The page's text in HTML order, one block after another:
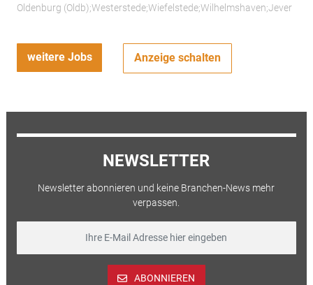
Oldenburg (Oldb);Westerstede;Wiefelstede;Wilhelmshaven;Jever
weitere Jobs Anzeige schalten
NEWSLETTER
Newsletter abonnieren und keine Branchen-News mehr
verpassen.
ABONNIEREN